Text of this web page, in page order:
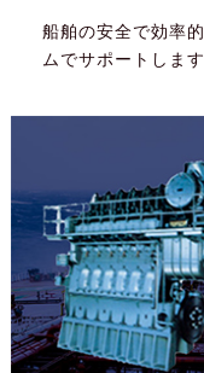
船舶の安全で効率
ムでサポートします